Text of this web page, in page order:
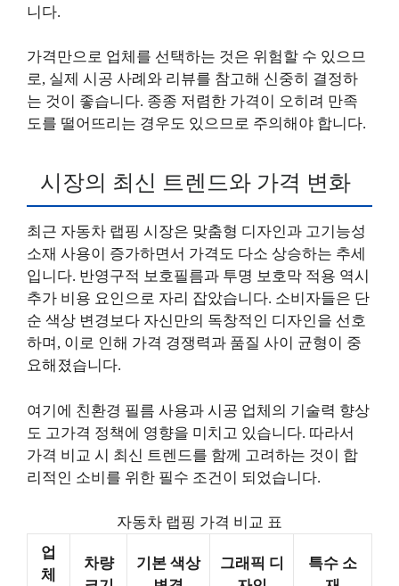
니다.
가격만으로 업체를 선택하는 것은 위험할 수 있으므
로, 실제 시공 사례와 리뷰를 참고해 신중히 결정하
는 것이 좋습니다. 종종 저렴한 가격이 오히려 만족
도를 떨어뜨리는 경우도 있으므로 주의해야 합니다.
시장의 최신 트렌드와 가격 변화
최근 자동차 랩핑 시장은 맞춤형 디자인과 고기능성
소재 사용이 증가하면서 가격도 다소 상승하는 추세
입니다. 반영구적 보호필름과 투명 보호막 적용 역시
추가 비용 요인으로 자리 잡았습니다. 소비자들은 단
순 색상 변경보다 자신만의 독창적인 디자인을 선호
하며, 이로 인해 가격 경쟁력과 품질 사이 균형이 중
요해졌습니다.
여기에 친환경 필름 사용과 시공 업체의 기술력 향상
도 고가격 정책에 영향을 미치고 있습니다. 따라서
가격 비교 시 최신 트렌드를 함께 고려하는 것이 합
리적인 소비를 위한 필수 조건이 되었습니다.
자동차 랩핑 가격 비교 표
업
체
차량
기본 색상
그래픽 디
특수 소